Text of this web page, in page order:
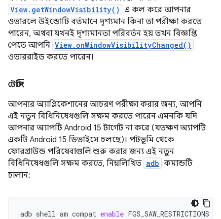
View.getWindowVisibility() এ কল করে আপনার
ওভারলে উইন্ডোটি বর্তমানে দৃশ্যমান কিনা তা পরীক্ষা করতে
পারেন, অথবা যখনই দৃশ্যমানতা পরিবর্তন হয় তখন বিজ্ঞপ্তি
পেতে আপনি View.onWindowVisibilityChanged()
ওভাররাইড করতে পারেন।
টেস্টিং
আপনার অ্যাপ্লিকেশানের আচরণ পরীক্ষা করার জন্য, আপনি
এই নতুন বিধিনিষেধগুলি সক্ষম করতে পারেন এমনকি যদি
আপনার অ্যাপটি Android 15 টার্গেট না করে (যতক্ষণ অ্যাপটি
একটি Android 15 ডিভাইসে চলছে)। পটভূমি থেকে
ফোরগ্রাউন্ড পরিষেবাগুলি শুরু করার জন্য এই নতুন
বিধিনিষেধগুলি সক্ষম করতে, নিম্নলিখিত adb কমান্ডটি
চালান:
adb shell am compat enable FGS_SAW_RESTRICTIONS